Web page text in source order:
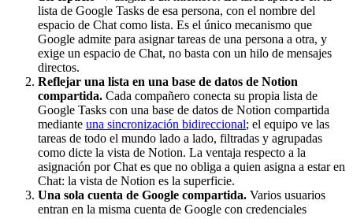
lista de Google Tasks de esa persona, con el nombre del
espacio de Chat como lista. Es el único mecanismo que
Google admite para asignar tareas de una persona a otra, y
exige un espacio de Chat, no basta con un hilo de mensajes
directos.
Reflejar una lista en una base de datos de Notion
compartida. Cada compañero conecta su propia lista de
Google Tasks con una base de datos de Notion compartida
mediante una sincronización bidireccional; el equipo ve las
tareas de todo el mundo lado a lado, filtradas y agrupadas
como dicte la vista de Notion. La ventaja respecto a la
asignación por Chat es que no obliga a quien asigna a estar en
Chat: la vista de Notion es la superficie.
Una sola cuenta de Google compartida. Varios usuarios
entran en la misma cuenta de Google con credenciales